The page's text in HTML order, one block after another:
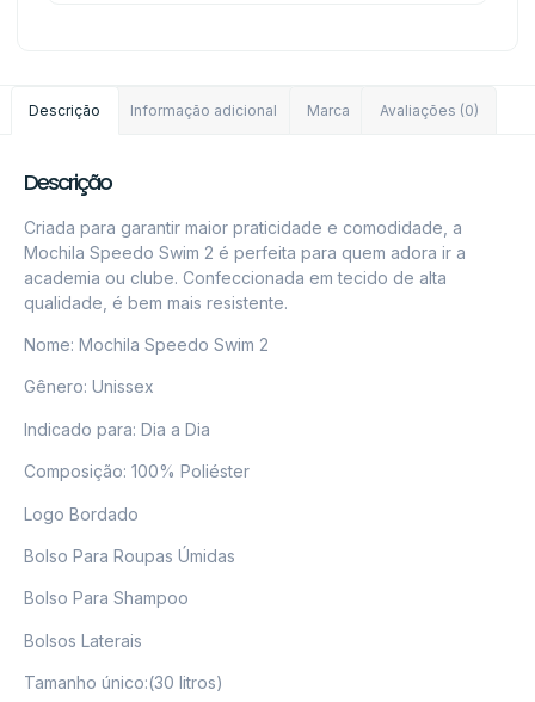
Descrição Informação adicional Marca Avaliações (0)
Descrição
Criada para garantir maior praticidade e comodidade, a
Mochila Speedo Swim 2 é perfeita para quem adora ir a
academia ou clube. Confeccionada em tecido de alta
qualidade, é bem mais resistente.
Nome: Mochila Speedo Swim 2
Gênero: Unissex
Indicado para: Dia a Dia
Composição: 100% Poliéster
Logo Bordado
Bolso Para Roupas Úmidas
Bolso Para Shampoo
Bolsos Laterais
Tamanho único:(30 litros)